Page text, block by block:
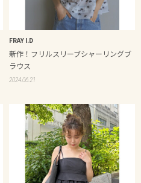
FRAY I.D
新作！フリルスリーブシャーリングブ
ラウス
2024.06.21